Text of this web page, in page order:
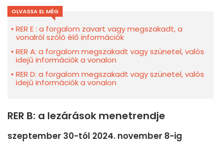
OLVASSA EL MÉG
RER E : a forgalom zavart vagy megszakadt, a
vonalról szóló élő információk
RER A: a forgalom megszakadt vagy szünetel, valós
idejű információk a vonalon
RER D: a forgalom megszakadt vagy szünetel, valós
idejű információk a vonalon
RER B: a lezárások menetrendje
szeptember 30-tól 2024. november 8-ig